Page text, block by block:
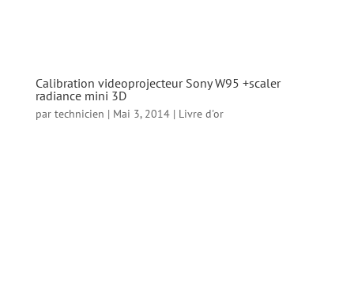
Calibration videoprojecteur Sony W95 +scaler
radiance mini 3D
par technicien | Mai 3, 2014| Livre d'or